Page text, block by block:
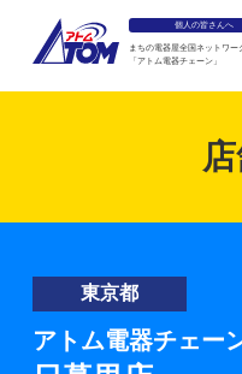
個人の皆さんへ
まちの電器屋全国ネットワー
「アトム電器チェーン」
東京都
アトム電器チェー